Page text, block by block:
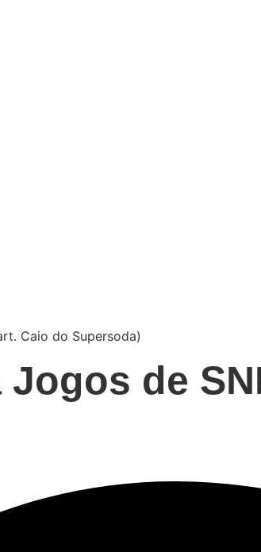
Caio do Supersoda)
Jogos de